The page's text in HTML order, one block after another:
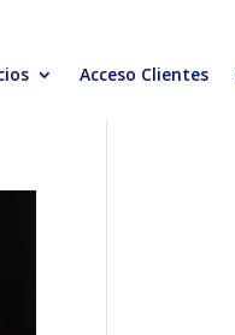
Acceso Clientes